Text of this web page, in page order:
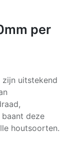
per
zijn uitstekend
deze
houtsoorten.